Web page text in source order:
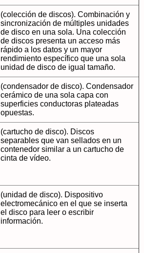
(colección de discos). Combinación y
sincronización de múltiples unidades
de disco en una sola. Una colección
de discos presenta un acceso más
rápido a los datos y un mayor
rendimiento específico que una sola
unidad de disco de igual tamaño.
(condensador de disco). Condensador
cerámico de una sola capa con
superficies conductoras plateadas
opuestas.
(cartucho de disco). Discos
separables que van sellados en un
contenedor similar a un cartucho de
cinta de vídeo.
(unidad de disco). Dispositivo
electromecánico en el que se inserta
el disco para leer o escribir
información.